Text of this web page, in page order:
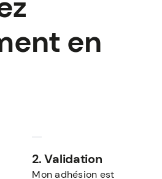
en
2. Validation
Mon adhésion est